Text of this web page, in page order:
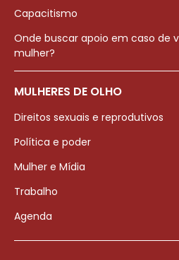
Capacitismo
Onde buscar apoio em caso de
mulher?
MULHERES DE OLHO
Direitos sexuais e reprodutivos
Política e poder
Mulher e Mídia
Trabalho
Agenda